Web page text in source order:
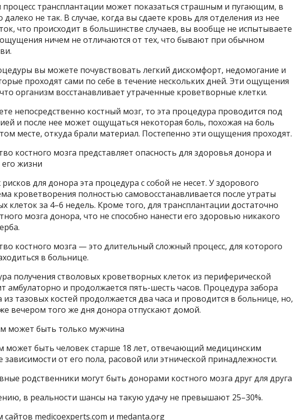
процесс трансплантации может показаться страшным и пугающим, в
далеко не так. В случае, когда вы сдаете кровь для отделения из нее
что происходит в большинстве случаев, вы вообще не испытываете
ничем не отличаются от тех, что бывают при обычном
вы можете почувствовать легкий дискомфорт, недомогание и
проходят сами по себе в течение нескольких дней. Эти ощущения
организм восстанавливает утраченные кроветворные клетки.
непосредственно костный мозг, то эта процедура проводится под
и после нее может ощущаться некоторая боль, похожая на боль
месте, откуда брали материал. Постепенно эти ощущения проходят.
костного мозга представляет опасность для здоровья донора и
жизни
для донора эта процедура с собой не несет. У здорового
кроветворения полностью самовосстанавливается после утраты
клеток за 4–6 недель. Кроме того, для трансплантации достаточно
мозга донора, что не способно нанести его здоровью никакого
костного мозга — это длительный сложный процесс, для которого
в больнице.
получения стволовых кроветворных клеток из периферической
амбулаторно и продолжается пять-шесть часов. Процедура забора
из тазовых костей продолжается два часа и проводится в больнице, но,
вечером того же дня донора отпускают домой.
может быть только мужчина
может быть человек старше 18 лет, отвечающий медицинским
зависимости от его пола, расовой или этнической принадлежности.
родственники могут быть донорами костного мозга друг для друга
в реальности шансы на такую удачу не превышают 25–30%.
medicoexperts.com и medanta.org